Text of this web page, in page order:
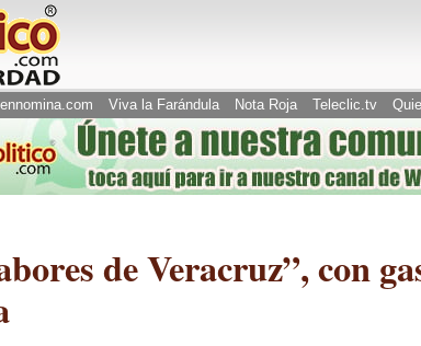
ennomina.com Viva la Farándula Nota Roja Teleclic.tv
de Veracruz”, con